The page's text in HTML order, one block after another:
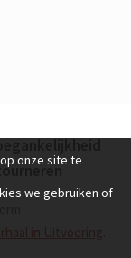
onze site te
we gebruiken of